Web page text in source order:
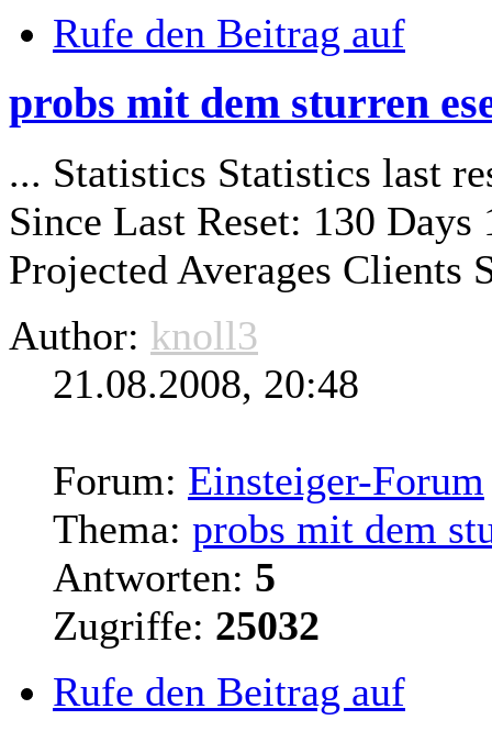
Rufe den Beitrag auf
probs mit dem sturren
... Statistics Statistics last
Since Last Reset: 130
Projected Averages Clients
Author: knoll3
21.08.2008, 20:48
Forum: Einsteiger-Forum
Thema: probs mit dem
Antworten: 5
Zugriffe: 25032
Rufe den Beitrag auf